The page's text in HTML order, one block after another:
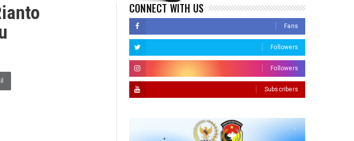
CONNECT WITH US
Fans
Followers
Followers
Subscribers